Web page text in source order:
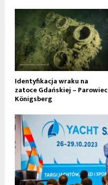
Identyfikacja wraku na
zatoce Gdańskiej – Parowiec
Königsberg